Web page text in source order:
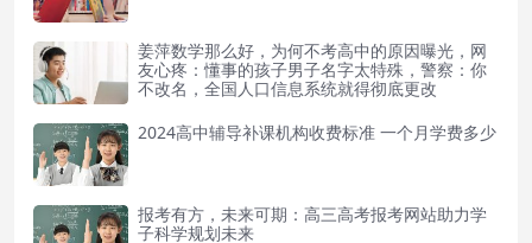
姜萍数学那么好，为何不考高中的原因曝光，网
友心疼：懂事的孩子男子名字太特殊，警察：你
不改名，全国人口信息系统就得彻底更改
2024高中辅导补课机构收费标准 一个月学费多少
报考有方，未来可期：高三高考报考网站助力学
子科学规划未来